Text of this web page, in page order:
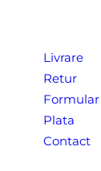
Livrare
Retur
Plata
Contact